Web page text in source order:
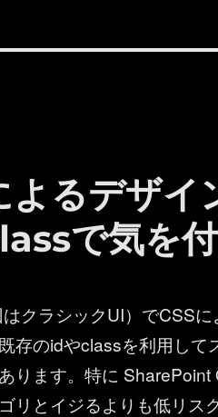
るデザイ
で気を
クラシックUI）でCSS
存のidやclassを利用して
ります。特に SharePoint
リとイジるよりも低リス